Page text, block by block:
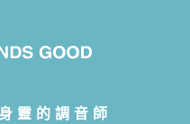
靈的調音師